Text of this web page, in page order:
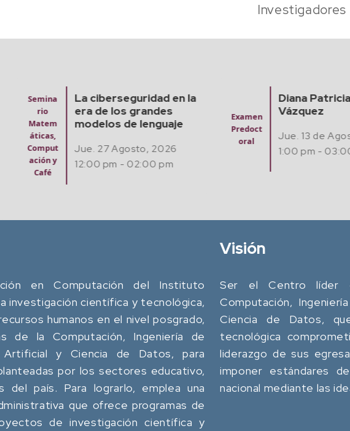
Investigadores
Semina
rio
Matem
áticas,
Comput
ación y
Café
La ciberseguridad en la
era de los grandes
modelos de lenguaje
Jue. 27 Agosto, 2026
12:00 pm - 02:00 pm
Examen
Predoct
oral
Diana
Vázquez
Jue. 13 de
1:00 pm -
en Computación del Instituto
investigación científica y tecnológica,
humanos en el nivel posgrado,
de la Computación, Ingeniería de
y Ciencia de Datos, para
por los sectores educativo,
del país. Para lograrlo, emplea una
que ofrece programas de
de investigación científica y
Visión
Ser el Centro líder
Computación,
Ciencia de Datos,
tecnológica
liderazgo de sus
imponer estándares
nacional mediante las